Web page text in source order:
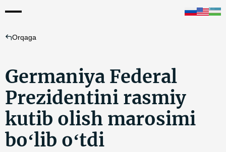
Orqaga
Germaniya Federal
Prezidentini rasmiy
kutib olish marosimi
boʻlib oʻtdi